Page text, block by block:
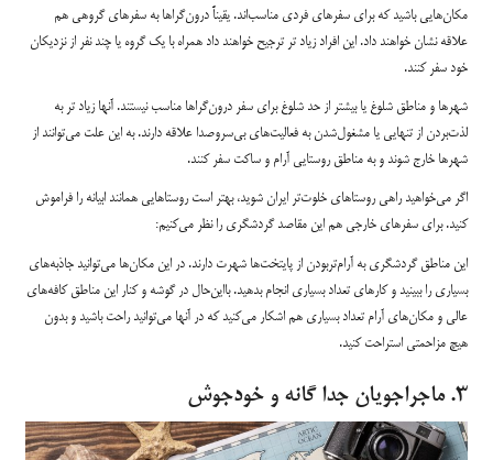
مکان‌هایی باشید که برای سفرهای فردی مناسب‌اند. یقیناً درون‌گراها به سفرهای گروهی هم
علاقه نشان خواهند داد. این افراد زیاد تر ترجیح خواهند داد همراه با یک گروه یا چند نفر از نزدیکان
خود سفر کنند.
شهرها و مناطق شلوغ یا بیشتر از حد شلوغ برای سفر درون‌گراها مناسب نیستند. آنها زیاد تر به
لذت‌بردن از تنهایی یا مشغول‌شدن به فعالیت‌های بی‌سروصدا علاقه دارند. به این علت می‌توانند از
شهرها خارج شوند و به مناطق روستایی آرام و ساکت سفر کنند.
اگر می‌خواهید راهی روستاهای خلوت‌تر ایران شوید، بهتر است روستاهایی همانند ابیانه را فراموش
کنید. برای سفرهای خارجی هم این مقاصد گردشگری را نظر می‌کنیم:
این مناطق گردشگری به‌ آرام‌تربودن از پایتخت‌ها شهرت دارند. در این مکان‌ها می‌توانید جاذبه‌های
بسیاری را ببینید و کارهای تعداد بسیاری انجام بدهید. بااین‌حال در گوشه و کنار این مناطق کافه‌های
عالی و مکان‌های آرام تعداد بسیاری هم اشکار می‌کنید که در آنها می‌توانید راحت باشید و بدون
هیچ مزاحمتی استراحت کنید.
۳. ماجراجویان جدا گانه و خودجوش